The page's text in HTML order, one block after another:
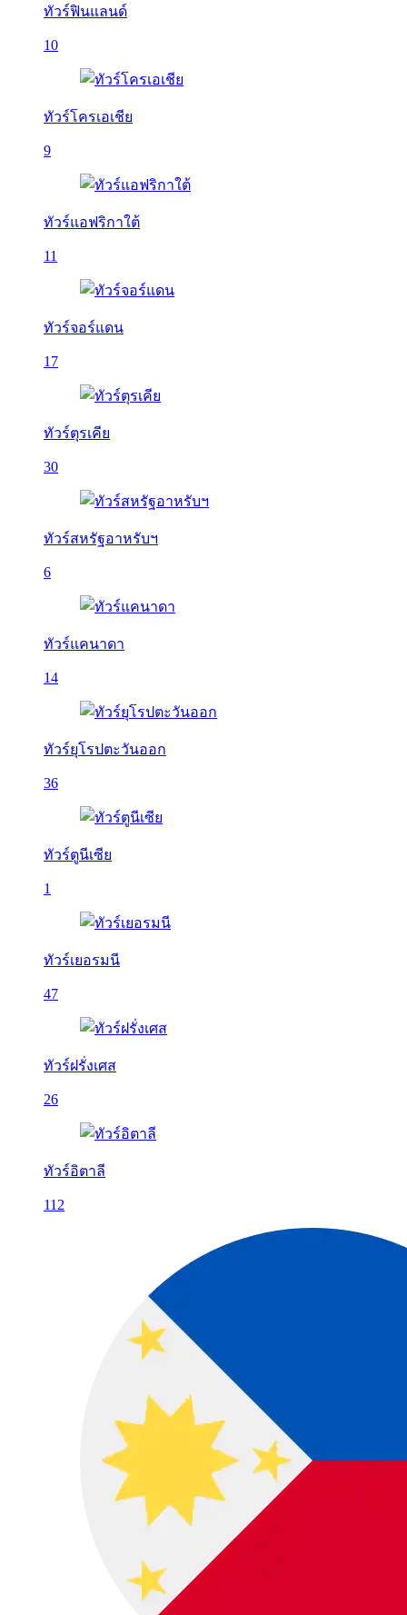
ทัวร์ฟินแลนด์
10
ทัวร์โครเอเชีย
9
ทัวร์แอฟริกาใต้
11
ทัวร์จอร์แดน
17
ทัวร์ตุรเคีย
30
ทัวร์สหรัฐอาหรับฯ
6
ทัวร์แคนาดา
14
ทัวร์ยุโรปตะวันออก
36
ทัวร์ตูนีเซีย
1
ทัวร์เยอรมนี
47
ทัวร์ฝรั่งเศส
26
ทัวร์อิตาลี
112